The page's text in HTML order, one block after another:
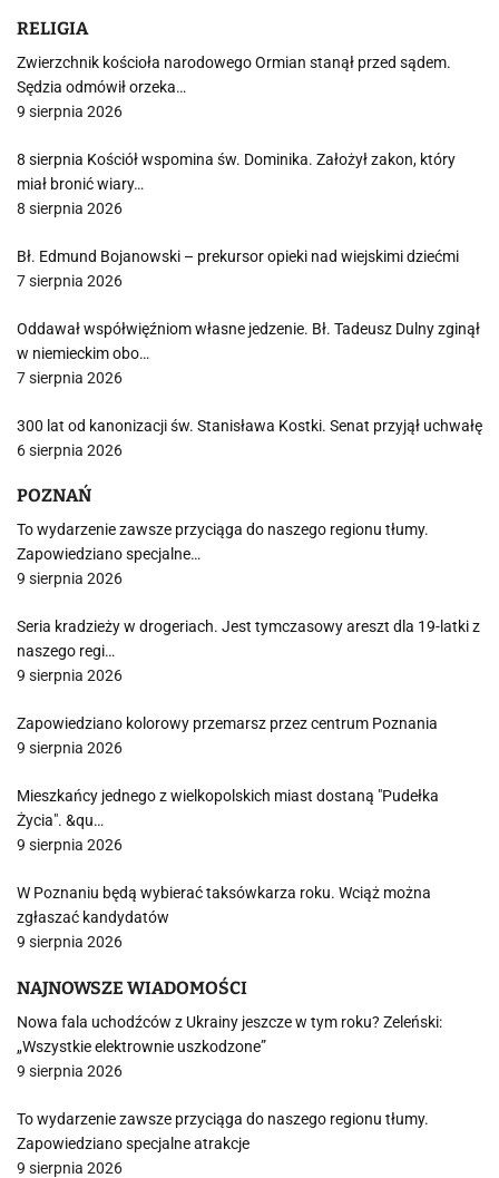
RELIGIA
Zwierzchnik kościoła narodowego Ormian stanął przed sądem.
Sędzia odmówił orzeka…
9 sierpnia 2026
8 sierpnia Kościół wspomina św. Dominika. Założył zakon, który
miał bronić wiary…
8 sierpnia 2026
Bł. Edmund Bojanowski – prekursor opieki nad wiejskimi dziećmi
7 sierpnia 2026
Oddawał współwięźniom własne jedzenie. Bł. Tadeusz Dulny zginął
w niemieckim obo…
7 sierpnia 2026
300 lat od kanonizacji św. Stanisława Kostki. Senat przyjął uchwałę
6 sierpnia 2026
POZNAŃ
To wydarzenie zawsze przyciąga do naszego regionu tłumy.
Zapowiedziano specjalne…
9 sierpnia 2026
Seria kradzieży w drogeriach. Jest tymczasowy areszt dla 19-latki z
naszego regi…
9 sierpnia 2026
Zapowiedziano kolorowy przemarsz przez centrum Poznania
9 sierpnia 2026
Mieszkańcy jednego z wielkopolskich miast dostaną "Pudełka
Życia". &qu…
9 sierpnia 2026
W Poznaniu będą wybierać taksówkarza roku. Wciąż można
zgłaszać kandydatów
9 sierpnia 2026
NAJNOWSZE WIADOMOŚCI
Nowa fala uchodźców z Ukrainy jeszcze w tym roku? Zeleński:
„Wszystkie elektrownie uszkodzone”
9 sierpnia 2026
To wydarzenie zawsze przyciąga do naszego regionu tłumy.
Zapowiedziano specjalne atrakcje
9 sierpnia 2026